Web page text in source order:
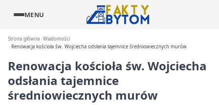
MENU
Strona główna Wiadomości
Renowacja kościoła św. Wojciecha odsłania tajemnice średniowiecznych murów
Renowacja kościoła św. Wojciecha
odsłania tajemnice
średniowiecznych murów